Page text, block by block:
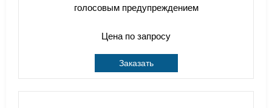
голосовым предупреждением
Цена по запросу
Заказать